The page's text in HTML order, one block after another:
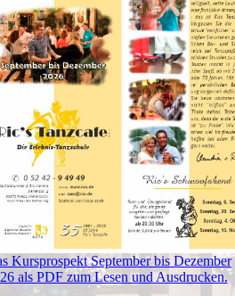
Kursprospekt September bis Dezember
als PDF zum Lesen und Ausdrucken.